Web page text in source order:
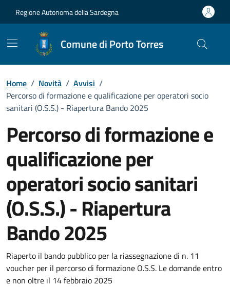
Regione Autonoma della Sardegna
Comune di Porto Torres
Home / Novità / Avvisi /
Percorso di formazione e qualificazione per operatori socio
sanitari (O.S.S.) - Riapertura Bando 2025
Percorso di formazione e
qualificazione per
operatori socio sanitari
(O.S.S.) - Riapertura
Bando 2025
Dettagli della notizia
Riaperto il bando pubblico per la riassegnazione di n. 11
voucher per il percorso di formazione O.S.S. Le domande entro
e non oltre il 14 febbraio 2025